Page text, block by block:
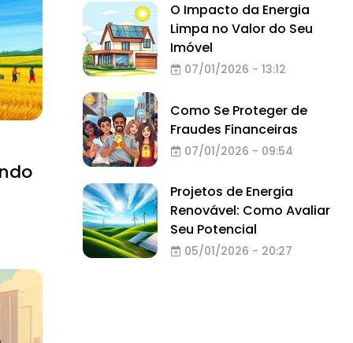
O Impacto da Energia
Limpa no Valor do Seu
Imóvel
07/01/2026 - 13:12
Como Se Proteger de
Fraudes Financeiras
07/01/2026 - 09:54
Projetos de Energia
Renovável: Como Avaliar
Seu Potencial
05/01/2026 - 20:27